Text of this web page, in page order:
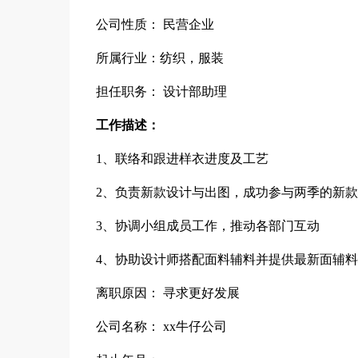
公司性质： 民营企业
所属行业：纺织，服装
担任职务： 设计部助理
工作描述：
1、联络和跟进样衣进度及工艺
2、负责新款设计与出图，成功参与两季的新
3、协调小组成员工作，推动各部门互动
4、协助设计师搭配面料辅料并提供最新面辅
离职原因： 寻求更好发展
公司名称： xx牛仔公司